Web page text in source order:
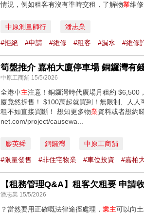
情況，例如租客有沒有準時交租，了解物業維
中原測量師行 潘志業
#拒絕 #申請 #維修 #租客 #漏水 #維修
中原工商舖 15/5/2026
全港車主注意！銅鑼灣時代廣場月租約 $6,500
廈竟然拆售！ $100萬起就買到！無限制、人
租不如直接買斷！ 想知更多物業資料或者想約
net.com/project/causewa...
廖英舜 銅鑼灣 中原工商舖
#限量發售 #非住宅物業 #車位投資 #嘉柏
【租務管理Q&A】租客欠租要 申請
潘志業 15/5/2026
？當然要用正確嘅法律途徑處理， 業主可以向